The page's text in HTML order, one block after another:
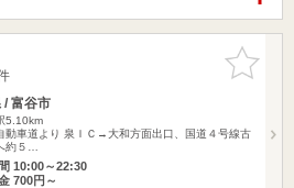
お気に入
りに追加
/ 富谷市
5.10km
車道より 泉ＩＣ→大和方面出口、国道４号線古
約５…
10:00～22:30
700円～